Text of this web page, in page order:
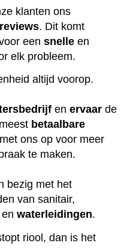
klanten ons
reviews. Dit komt
een snelle en
elk probleem.
altijd voorop.
en ervaar de
betaalbare
met ons op voor meer
te maken.
bezig met het
van sanitair,
en waterleidingen.
riool, dan is het